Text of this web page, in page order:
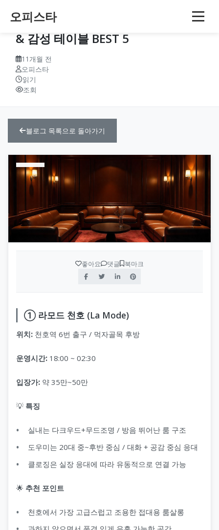
오피스타
천호 유흥 콘텐츠 1탄 – 고급 룸살롱
& 감성 테이블 BEST 5
11개월 전
오피스타
읽기
조회
블로그 목록으로 돌아가기
좋아요 댓글 북마크
① 라모드 천호 (La Mode)
위치: 천호역 6번 출구 / 먹자골목 후방
운영시간: 18:00 ~ 02:30
입장가: 약 35만~50만
💡 특징
실내는 다크우드+무드조명 / 방음 뛰어난 룸 구조
도우미는 20대 중~후반 중심 / 대화 + 공감 중심 응대
클로징은 실장 응대에 따라 유동적으로 연결 가능
🌟 추천 포인트
천호에서 가장 고급스럽고 조용한 접대용 룸살롱